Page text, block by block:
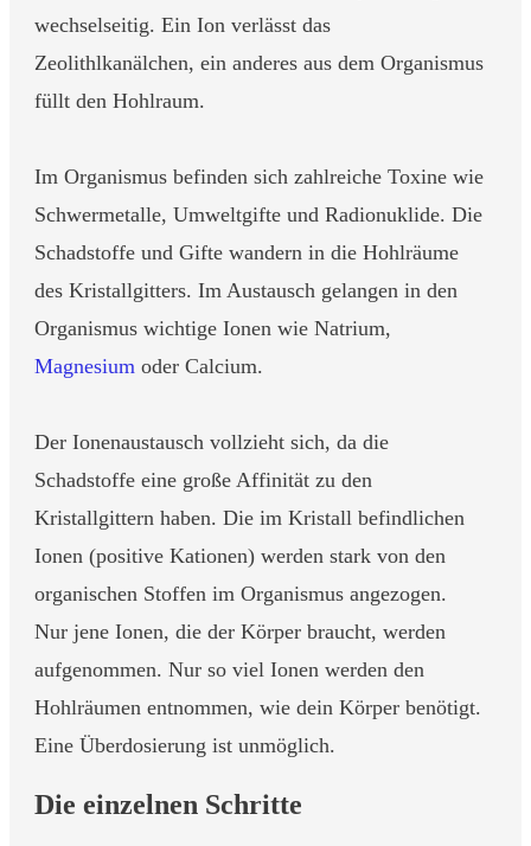
wechselseitig. Ein Ion verlässt das
Zeolithlkanälchen, ein anderes aus dem Organismus
füllt den Hohlraum.
Im Organismus befinden sich zahlreiche Toxine wie
Schwermetalle, Umweltgifte und Radionuklide. Die
Schadstoffe und Gifte wandern in die Hohlräume
des Kristallgitters. Im Austausch gelangen in den
Organismus wichtige Ionen wie Natrium,
Magnesium oder Calcium.
Der Ionenaustausch vollzieht sich, da die
Schadstoffe eine große Affinität zu den
Kristallgittern haben. Die im Kristall befindlichen
Ionen (positive Kationen) werden stark von den
organischen Stoffen im Organismus angezogen.
Nur jene Ionen, die der Körper braucht, werden
aufgenommen. Nur so viel Ionen werden den
Hohlräumen entnommen, wie dein Körper benötigt.
Eine Überdosierung ist unmöglich.
Die einzelnen Schritte